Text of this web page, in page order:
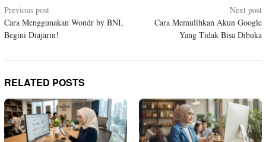
Post
navigation
Previous post
Cara Menggunakan Wondr by BNI,
Begini Diajarin!
Next post
Cara Memulihkan Akun Google
Yang Tidak Bisa Dibuka
RELATED POSTS